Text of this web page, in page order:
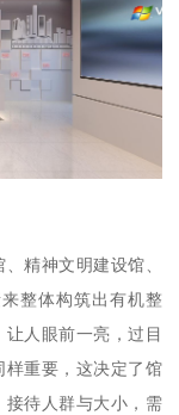
精神文明建设馆、
整体构筑出有机整
人眼前一亮，过目
样重要，这决定了馆
接待人群与大小，需